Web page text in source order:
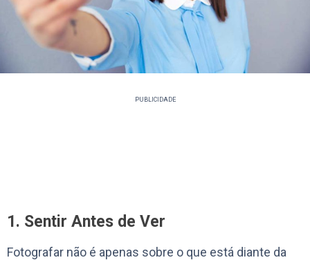
PUBLICIDADE
1. Sentir Antes de Ver
Fotografar não é apenas sobre o que está diante da